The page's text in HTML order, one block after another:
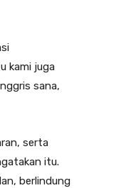
kami juga
sana,
serta
itu.
berlindung